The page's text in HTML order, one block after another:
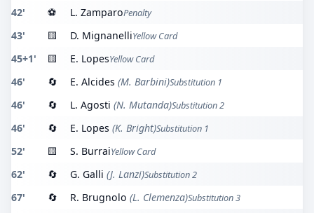
42' ⚽ L. ZamparoPenalty
43' 🟨 D. MignanelliYellow Card
45+1' 🟨 E. LopesYellow Card
46' 🔄 E. Alcides (M. Barbini)Substitution 1
46' 🔄 L. Agosti (N. Mutanda)Substitution 2
46' 🔄 E. Lopes (K. Bright)Substitution 1
52' 🟨 S. BurraiYellow Card
62' 🔄 G. Galli (J. Lanzi)Substitution 2
67' 🔄 R. Brugnolo (L. Clemenza)Substitution 3